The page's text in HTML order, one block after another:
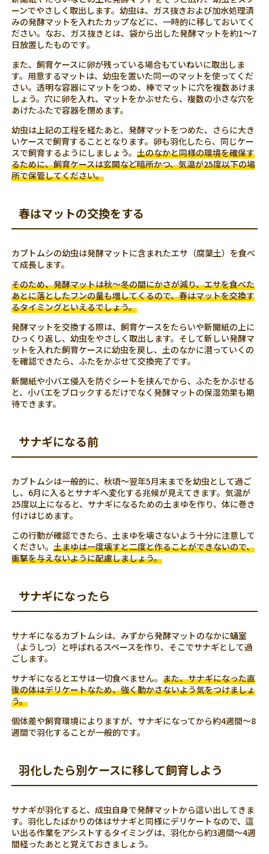
ーンでやさしく取出します。幼虫は、ガス抜きおよび加水処理済
みの発酵マットを入れたカップなどに、一時的に移しておいてく
ださい。なお、ガス抜きとは、袋から出した発酵マットを約1～7
日放置したものです。
また、飼育ケースに卵が残っている場合もていねいに取出しま
す。用意するマットは、幼虫を置いた同一のマットを使ってくだ
さい。透明な容器にマットをつめ、棒でマットに穴を複数あけま
しょう。穴に卵を入れ、マットをかぶせたら、複数の小さな穴を
あけたふたで容器を閉めます。
幼虫は上記の工程を経たあと、発酵マットをつめた、さらに大き
いケースで飼育することとなります。卵も羽化したら、同じケー
スで飼育するようにしましょう。土のなかと同様の環境を確保す
るために、飼育ケースは玄関など暗所かつ、気温が25度以下の場
所で保管してください。
春はマットの交換をする
カブトムシの幼虫は発酵マットに含まれたエサ（腐葉土）を食べ
て成長します。
そのため、発酵マットは秋～冬の間にかさが減り、エサを食べた
あとに落としたフンの量も増してくるので、春はマットを交換す
るタイミングといえるでしょう。
発酵マットを交換する際は、飼育ケースをたらいや新聞紙の上に
ひっくり返し、幼虫をやさしく取出します。そして新しい発酵マ
ットを入れた飼育ケースに幼虫を戻し、土のなかに潜っていくの
を確認できたら、ふたをかぶせて交換完了です。
新聞紙や小バエ侵入を防ぐシートを挟んでから、ふたをかぶせる
と、小バエをブロックするだけでなく発酵マットの保湿効果も期
待できます。
サナギになる前
カブトムシは一般的に、秋頃～翌年5月末までを幼虫として過ご
し、6月に入るとサナギへ変化する兆候が見えてきます。気温が
25度以上になると、サナギになるための土まゆを作り、体に巻き
付けはじめます。
この行動が確認できたら、土まゆを壊さないよう十分に注意して
ください。土まゆは一度壊すと二度と作ることができないので、
衝撃を与えないように配慮しましょう。
サナギになったら
サナギになるカブトムシは、みずから発酵マットのなかに蛹室
（ようしつ）と呼ばれるスペースを作り、そこでサナギとして過
ごします。
サナギになるとエサは一切食べません。また、サナギになった直
後の体はデリケートなため、強く動かさないよう気をつけましょ
う。
個体差や飼育環境によりますが、サナギになってから約4週間～8
週間で羽化することが一般的です。
羽化したら別ケースに移して飼育しよう
サナギが羽化すると、成虫自身で発酵マットから這い出してきま
す。羽化したばかりの体はサナギと同様にデリケートなので、這
い出る作業をアシストするタイミングは、羽化から約3週間～4週
間経ったあとと覚えておきましょう。